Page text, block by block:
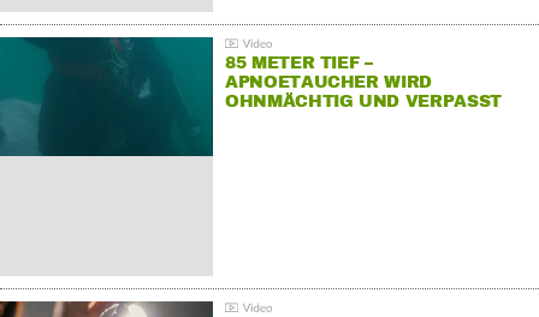
85 METER TIEF –
APNOETAUCHER WIRD
OHNMÄCHTIG UND VERPASST